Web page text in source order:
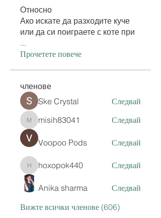
Относно
Ако искате да разходите куче
или да си поиграете с коте при
...
Прочетете повече
членове
Ske Crystal Следвай
misih83041
misih83041 Следвай
Voopoo Pods Следвай
hoxopok440
hoxopok440 Следвай
Anika sharma
Следвай
Вижте всички членове (606)